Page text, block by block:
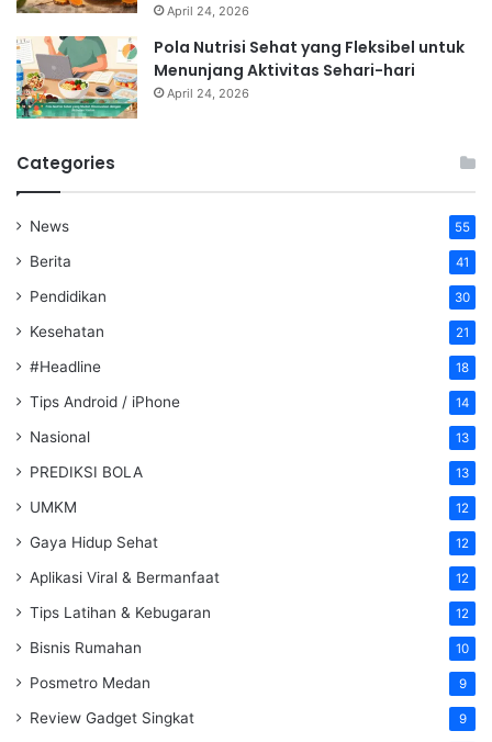
April 24, 2026
Pola Nutrisi Sehat yang Fleksibel untuk
Menunjang Aktivitas Sehari-hari
April 24, 2026
Categories
News 55
Berita 41
Pendidikan 30
Kesehatan 21
#Headline 18
Tips Android / iPhone 14
Nasional 13
PREDIKSI BOLA 13
UMKM 12
Gaya Hidup Sehat 12
Aplikasi Viral & Bermanfaat 12
Tips Latihan & Kebugaran 12
Bisnis Rumahan 10
Posmetro Medan 9
Review Gadget Singkat 9